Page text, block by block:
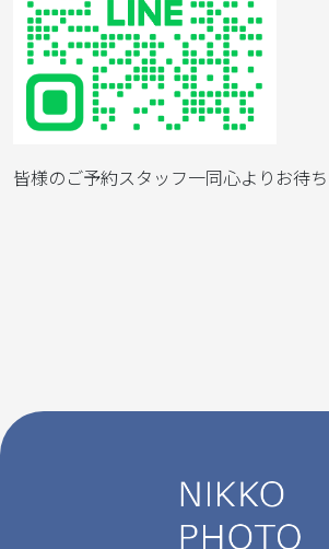
皆様のご予約スタッフ一同心よりお待ち